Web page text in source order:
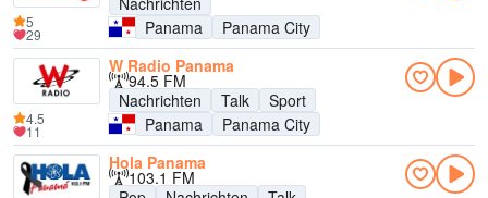
Panama
Panama City
5
29
W Radio Panama
94.5 FM
Nachrichten
Talk
Sport
Panama
Panama City
4.5
11
Hola Panama
103.1 FM